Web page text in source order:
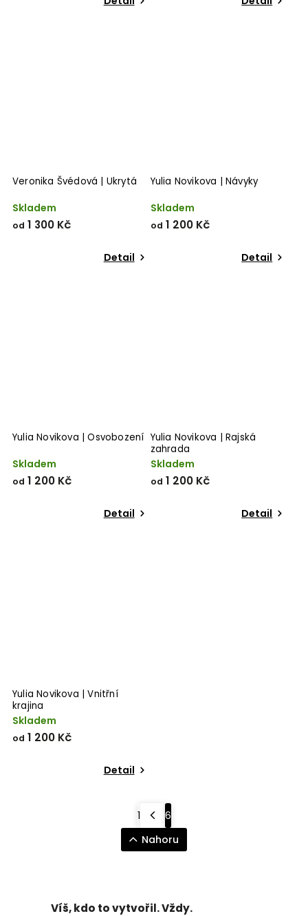
Veronika Švédová | Ukrytá
Skladem
od 1 300 Kč
Detail
Yulia Novikova | Návyky
Skladem
od 1 200 Kč
Detail
Yulia Novikova | Osvobození
Skladem
od 1 200 Kč
Detail
Yulia Novikova | Rajská
zahrada
Skladem
od 1 200 Kč
Detail
Yulia Novikova | Vnitřní
krajina
Skladem
od 1 200 Kč
Detail
1
6
Nahoru
Víš, kdo to vytvořil. Vždy.